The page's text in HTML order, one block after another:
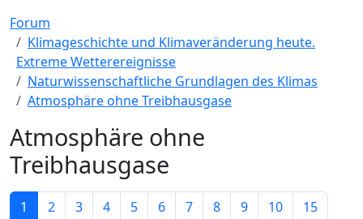
Forum
Klimageschichte und Klimaveränderung heute.
Extreme Wetterereignisse
Naturwissenschaftliche Grundlagen des Klimas
Atmosphäre ohne Treibhausgase
Atmosphäre ohne
Treibhausgase
1 2 3 4 5 6 7 8 9 10 15